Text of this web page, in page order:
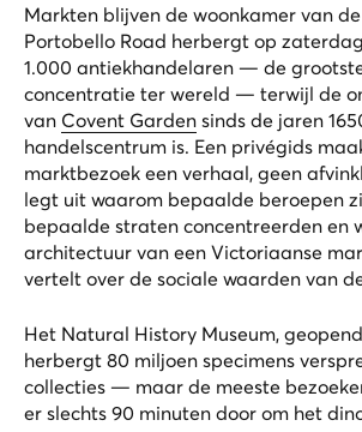
Markten blijven de woonkamer van
Portobello Road herbergt op
1.000 antiekhandelaren — de
concentratie ter wereld — terwijl de
van Covent Garden sinds de jaren
handelscentrum is. Een privégids
marktbezoek een verhaal, geen
legt uit waarom bepaalde beroepen
bepaalde straten concentreerden en
architectuur van een Victoriaanse
vertelt over de sociale waarden van
Het Natural History Museum, geopend
herbergt 80 miljoen specimens
collecties — maar de meeste
er slechts 90 minuten door om het